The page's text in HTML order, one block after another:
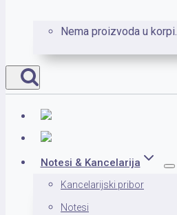
Nema proizvoda u korpi.
Notesi & Kancelarija
Kancelarijski pribor
Notesi